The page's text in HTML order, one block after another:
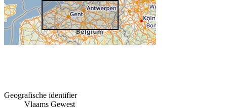
Geografische identifier
Vlaams Gewest